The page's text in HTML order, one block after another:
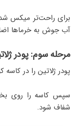
برای راحت‌تر میکس
آب جوش به خرماها
مرحله سوم: پودر
پودر ژلاتین را در
سپس کاسه را روی
شفاف شود.